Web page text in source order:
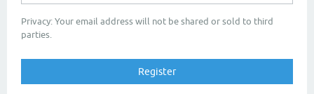
Privacy: Your email address will not be shared or sold to third
parties.